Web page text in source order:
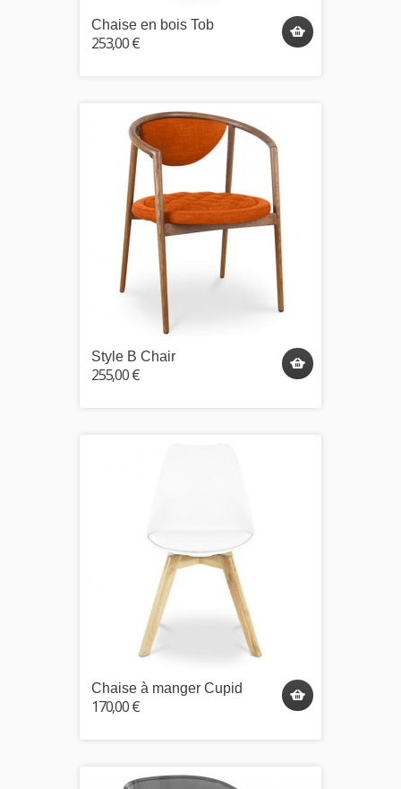
Chaise en bois Tob
253,00 €
Style B Chair
255,00 €
Chaise à manger Cupid
170,00 €